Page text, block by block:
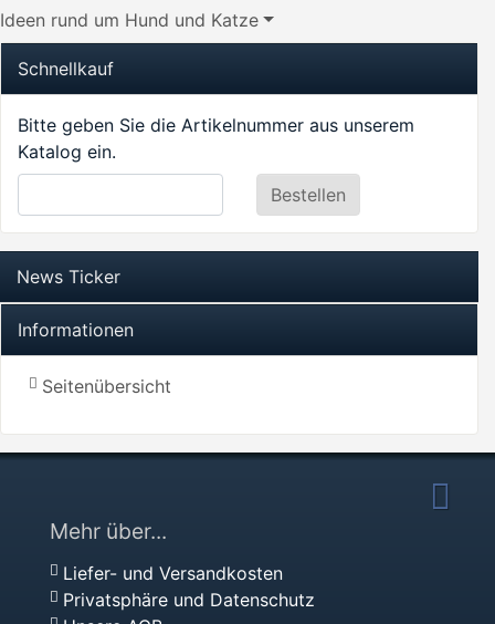
Ideen rund um Hund und Katze
Schnellkauf
Bitte geben Sie die Artikelnummer aus unserem
Katalog ein.
News Ticker
Informationen
Seitenübersicht
Mehr über...
Liefer- und Versandkosten
Privatsphäre und Datenschutz